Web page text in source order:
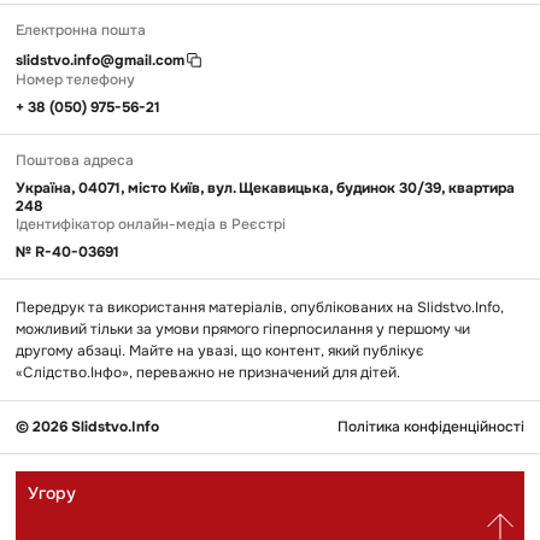
Передрук та використання матеріалів, опублікованих на Slidstvo.Info,
можливий тільки за умови прямого гіперпосилання у першому чи
другому абзаці. Майте на увазі, що контент, який публікує
«Слідство.Інфо», переважно не призначений для дітей.
© 2026 Slidstvo.Info Політика конфіденційності
Електронна пошта
slidstvo.info@gmail.com
Номер телефону
+ 38 (050) 975-56-21
Поштова адреса
Україна, 04071, місто Київ, вул. Щекавицька, будинок 30/39, квартира
248
Ідентифікатор онлайн-медіа в Реєстрі
№ R-40-03691
Угору